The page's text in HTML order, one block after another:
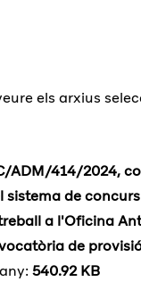
els arxius
ADM/414/2024,
sistema de
a l'Oficina
de
540.92 KB